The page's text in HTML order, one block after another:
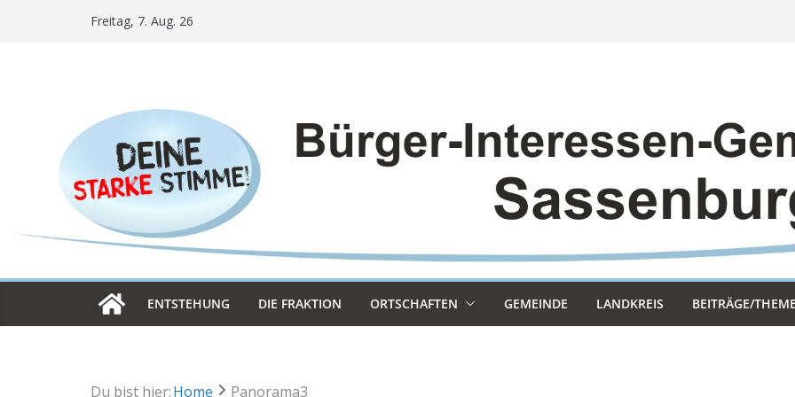
Freitag, 7. Aug. 26
ENT­STE­HUNG DIE FRAK­TION ORT­SCHAF­TEN GEMEINDE LAND­KREIS BEITRÄGE/
Du bist hier:Home Panorama3